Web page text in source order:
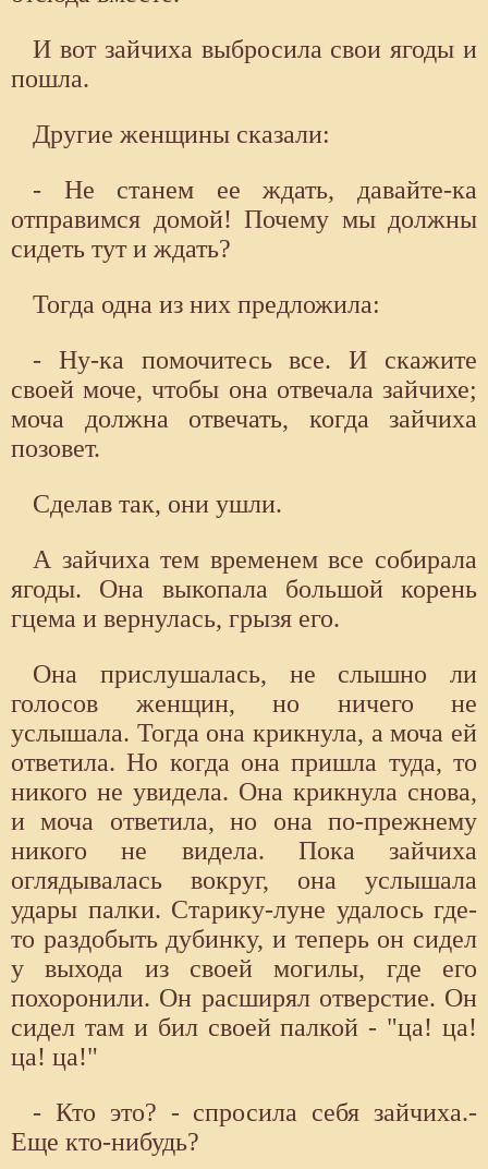
И вот зайчиха выбросила свои ягоды и
пошла.
Другие женщины сказали:
- Не станем ее ждать, давайте-ка
отправимся домой! Почему мы должны
сидеть тут и ждать?
Тогда одна из них предложила:
- Ну-ка помочитесь все. И скажите
своей моче, чтобы она отвечала зайчихе;
моча должна отвечать, когда зайчиха
позовет.
Сделав так, они ушли.
А зайчиха тем временем все собирала
ягоды. Она выкопала большой корень
гцема и вернулась, грызя его.
Она прислушалась, не слышно ли
голосов женщин, но ничего не
услышала. Тогда она крикнула, а моча ей
ответила. Но когда она пришла туда, то
никого не увидела. Она крикнула снова,
и моча ответила, но она по-прежнему
никого не видела. Пока зайчиха
оглядывалась вокруг, она услышала
удары палки. Старику-луне удалось где-
то раздобыть дубинку, и теперь он сидел
у выхода из своей могилы, где его
похоронили. Он расширял отверстие. Он
сидел там и бил своей палкой - "ца! ца!
ца! ца!"
- Кто это? - спросила себя зайчиха.-
Еще кто-нибудь?